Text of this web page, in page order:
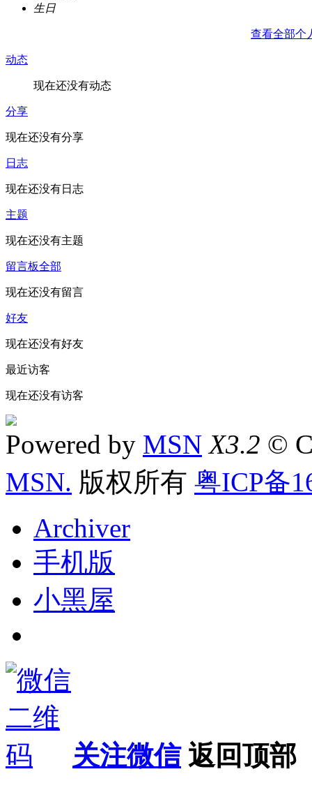
生日
查看全部个
动态
现在还没有动态
分享
现在还没有分享
日志
现在还没有日志
主题
现在还没有主题
留言板全部
现在还没有留言
好友
现在还没有好友
最近访客
现在还没有访客
Powered by MSN X3.2 ©
MSN. 版权所有 粤ICP备
Archiver
手机版
小黑屋
关注微信 返回顶部